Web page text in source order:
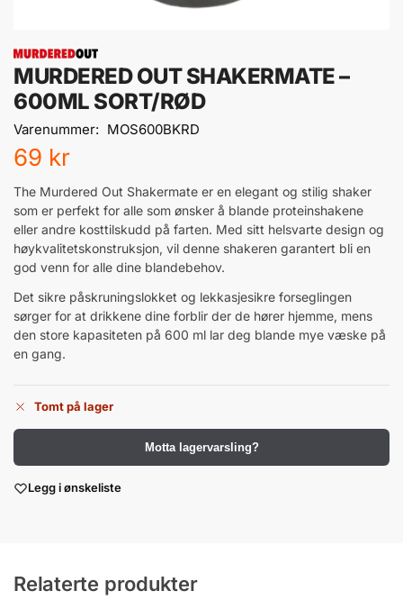
MURDERED OUT SHAKERMATE –
600ML SORT/RØD
Varenummer: MOS600BKRD
69 kr
The Murdered Out Shakermate er en elegant og stilig shaker
som er perfekt for alle som ønsker å blande proteinshakene
eller andre kosttilskudd på farten. Med sitt helsvarte design og
høykvalitetskonstruksjon, vil denne shakeren garantert bli en
god venn for alle dine blandebehov.
Det sikre påskruningslokket og lekkasjesikre forseglingen
sørger for at drikkene dine forblir der de hører hjemme, mens
den store kapasiteten på 600 ml lar deg blande mye væske på
en gang.
Tomt på lager
Motta lagervarsling?
Legg i ønskeliste
Relaterte produkter